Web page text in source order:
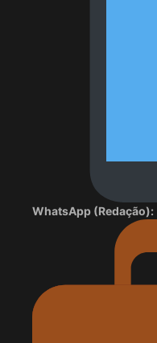
WhatsApp (Redação):